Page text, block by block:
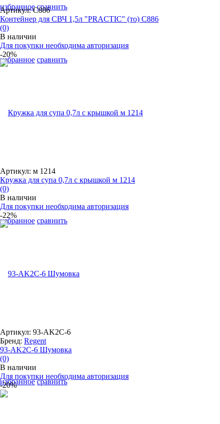
избранное сравнить
избранное сравнить
Артикул: С886
Контейнер для СВЧ 1,5л "PRACTIC" (то) С886
(0)
В наличии
Для покупки необходима авторизация
-20%
избранное сравнить
Артикул: м 1214
Кружка для супа 0,7л с крышкой м 1214
(0)
В наличии
Для покупки необходима авторизация
-22%
избранное сравнить
Артикул: 93-AK2C-6
Бренд: Regent
93-AK2C-6 Шумовка
(0)
В наличии
Для покупки необходима авторизация
-20%